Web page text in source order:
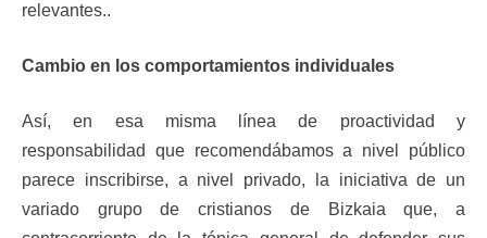
relevantes..
Cambio en los comportamientos individuales
Así, en esa misma línea de proactividad y
responsabilidad que recomendábamos a nivel público
parece inscribirse, a nivel privado, la iniciativa de un
variado grupo de cristianos de Bizkaia que, a